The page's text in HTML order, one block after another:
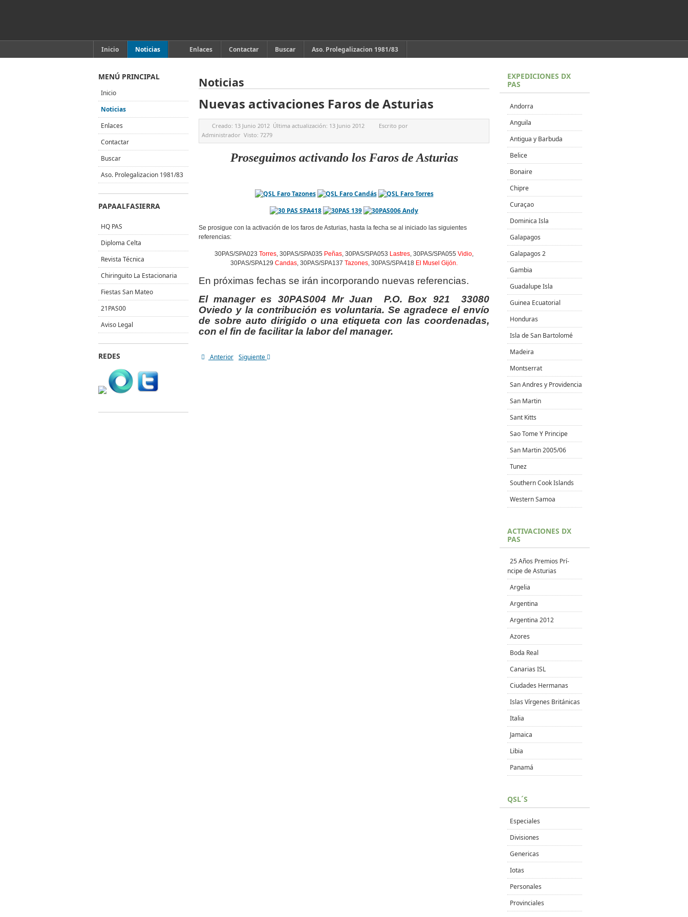
Inicio Noticias Enlaces Contactar Buscar Aso. Prolegalizacion 1981/83
Noticias
Nuevas activaciones Faros de Asturias
Creado: 13 Junio 2012 Última actualización: 13 Junio 2012
Escrito por
Administrador Visto: 7279
Proseguimos activando los Faros de Asturias
Se prosigue con la activación de los faros de Asturias, hasta la fecha se al iniciado las siguientes
referencias:
30PAS/SPA023 Torres, 30PAS/SPA035 Peñas, 30PAS/SPA053 Lastres, 30PAS/SPA055 Vidio,
30PAS/SPA129 Candas, 30PAS/SPA137 Tazones, 30PAS/SPA418 El Musel Gijón.
En próximas fechas se irán incorporando nuevas referencias.
El manager es 30PAS004 Mr Juan P.O. Box 921 33080
Oviedo y la contribución es voluntaria.Se agradece el envío
de sobre auto dirigido o una etiqueta con las coordenadas,
con el fin de facilitar la labor del manager.
Anterior Siguiente
MENÚ PRINCIPAL
Inicio
Noticias
Enlaces
Contactar
Buscar
Aso. Prolegalizacion 1981/83
PAPAALFASIERRA
HQ PAS
Diploma Celta
Revista Técnica
Chiringuito La Estacionaria
Fiestas San Mateo
21PAS00
Aviso Legal
REDES
EXPEDICIONES DX
PAS
Andorra
Anguila
Antigua y Barbuda
Belice
Bonaire
Chipre
Curaçao
Dominica Isla
Galapagos
Galapagos 2
Gambia
Guadalupe Isla
Guinea Ecuatorial
Honduras
Isla de San Bartolomé
Madeira
Montserrat
San Andres y Providencia
San Martin
Sant Kitts
Sao Tome Y Principe
San Martin 2005/06
Tunez
Southern Cook Islands
Western Samoa
ACTIVACIONES DX
PAS
25 Años Premios Prí­
ncipe de Asturias
Argelia
Argentina
Argentina 2012
Azores
Boda Real
Canarias ISL
Ciudades Hermanas
Islas Vírgenes Británicas
Italia
Jamaica
Libia
Panamá
QSL´S
Especiales
Divisiones
Genericas
Iotas
Personales
Provinciales